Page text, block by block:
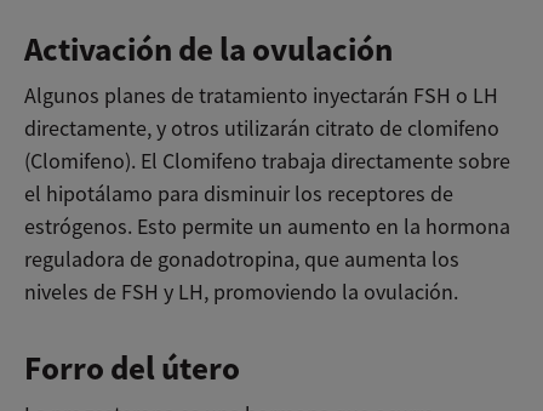
Activación de la ovulación
Algunos planes de tratamiento inyectarán FSH o LH
directamente, y otros utilizarán citrato de clomifeno
(Clomifeno). El Clomifeno trabaja directamente sobre
el hipotálamo para disminuir los receptores de
estrógenos. Esto permite un aumento en la hormona
reguladora de gonadotropina, que aumenta los
niveles de FSH y LH, promoviendo la ovulación.
Forro del útero